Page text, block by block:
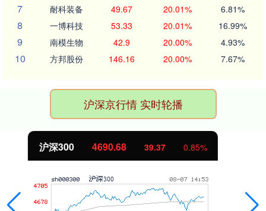
7 耐科装备 49.67 20.01% 6.81%
8 一博科技 53.33 20.01% 16.99%
9 南模生物 42.9 20.00% 4.93%
10 方邦股份 146.16 20.00% 7.67%
沪深京行情 实时轮播
北证50 1134.29 11.41 1.02%